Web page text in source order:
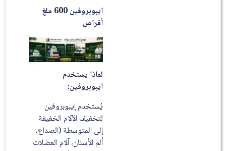
ايبوبروفين 600 ملغ
أقراص
لماذا يستخدم
ايبوبروفين:
يُستخدم إيبوبروفين
لتخفيف الآلام الخفيفة
إلى المتوسطة (الصداع،
ألم الأسنان، آلام العضلات